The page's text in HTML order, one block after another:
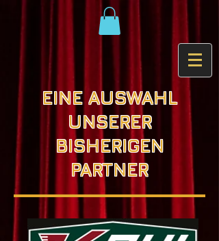
EINE AUSWAHL
UNSERER
BISHERIGEN
PARTNER